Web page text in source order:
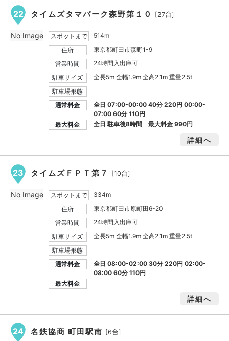
22 タイムズタマパーク森野第１０ [27台]
スポットまで
514m
住所
東京都町田市森野1-9
営業時間
24時間入出庫可
駐車サイズ
全長5m 全幅1.9m 全高2.1m 重量2.5t
駐車場形態
通常料金
全日 07:00-00:00 40分 220円 00:00-
07:00 60分 110円
最大料金
全日 駐車後8時間 最大料金990円
詳細へ
No Image
23 タイムズＦＰＴ第７ [10台]
スポットまで
334m
住所
東京都町田市原町田6-20
営業時間
24時間入出庫可
駐車サイズ
全長5m 全幅1.9m 全高2.1m 重量2.5t
駐車場形態
通常料金
全日 08:00-02:00 30分 220円 02:00-
08:00 60分 110円
最大料金
詳細へ
No Image
24 名鉄協商 町田駅南 [6台]